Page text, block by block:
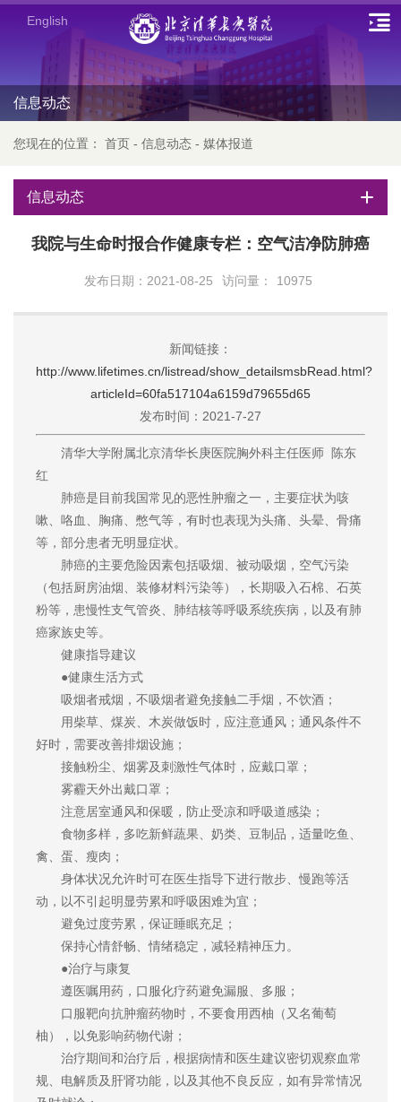
English
信息动态
您现在的位置： 首页 - 信息动态 - 媒体报道
信息动态
我院与生命时报合作健康专栏：空气洁净防肺癌
发布日期：2021-08-25 访问量： 10975
新闻链接：
http://www.lifetimes.cn/listread/show_detailsmsbRead.html?
articleId=60fa517104a6159d79655d65
发布时间：2021-7-27
清华大学附属北京清华长庚医院胸外科主任医师 陈东
红
肺癌是目前我国常见的恶性肿瘤之一，主要症状为咳
嗽、咯血、胸痛、憋气等，有时也表现为头痛、头晕、骨痛
等，部分患者无明显症状。
肺癌的主要危险因素包括吸烟、被动吸烟，空气污染
（包括厨房油烟、装修材料污染等），长期吸入石棉、石英
粉等，患慢性支气管炎、肺结核等呼吸系统疾病，以及有肺
癌家族史等。
健康指导建议
●健康生活方式
吸烟者戒烟，不吸烟者避免接触二手烟，不饮酒；
用柴草、煤炭、木炭做饭时，应注意通风；通风条件不
好时，需要改善排烟设施；
接触粉尘、烟雾及刺激性气体时，应戴口罩；
雾霾天外出戴口罩；
注意居室通风和保暖，防止受凉和呼吸道感染；
食物多样，多吃新鲜蔬果、奶类、豆制品，适量吃鱼、
禽、蛋、瘦肉；
身体状况允许时可在医生指导下进行散步、慢跑等活
动，以不引起明显劳累和呼吸困难为宜；
避免过度劳累，保证睡眠充足；
保持心情舒畅、情绪稳定，减轻精神压力。
●治疗与康复
遵医嘱用药，口服化疗药避免漏服、多服；
口服靶向抗肿瘤药物时，不要食用西柚（又名葡萄
柚），以免影响药物代谢；
治疗期间和治疗后，根据病情和医生建议密切观察血常
规、电解质及肝肾功能，以及其他不良反应，如有异常情况